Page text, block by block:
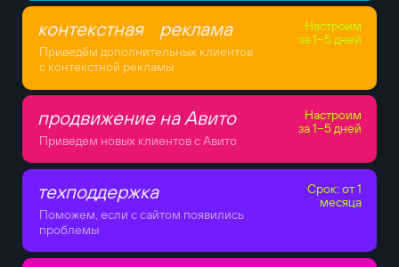
контекстная реклама
Приведём дополнительных клиентов
с контекстной рекламы
Настроим
за 1–5 дней
продвижение на Авито
Приведем новых клиентов с Авито
Настроим
за 1–5 дней
техподдержка
Поможем, если с сайтом появились
проблемы
Срок: от 1
месяца